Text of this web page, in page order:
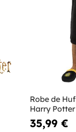
Robe de
Harry Potter
35,99 €